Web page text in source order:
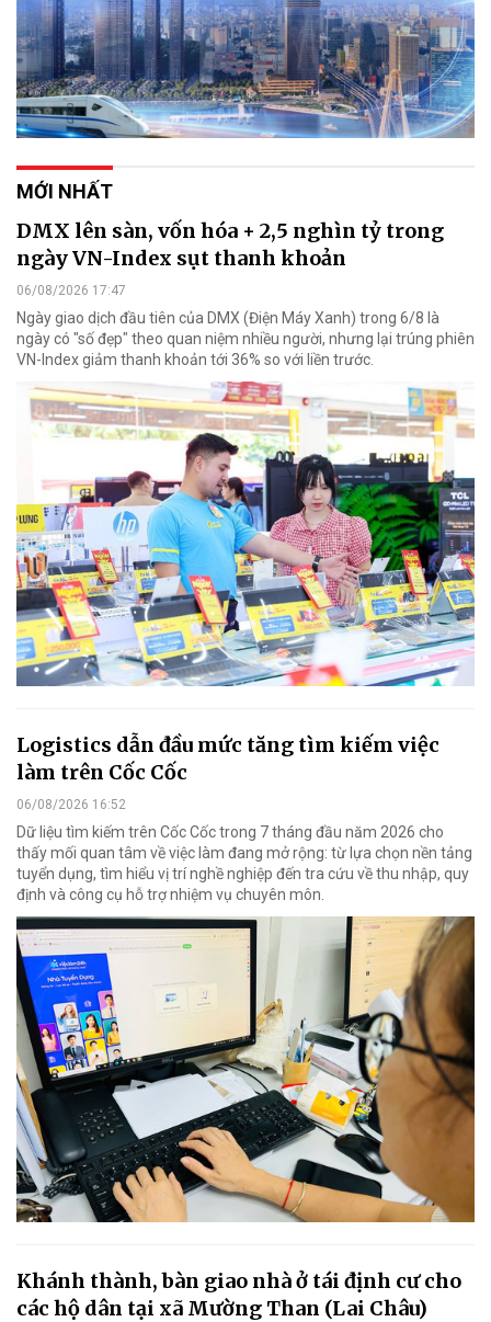
MỚI NHẤT
DMX lên sàn, vốn hóa + 2,5 nghìn tỷ trong
ngày VN-Index sụt thanh khoản
06/08/2026 17:47
Ngày giao dịch đầu tiên của DMX (Điện Máy Xanh) trong 6/8 là
ngày có "số đẹp" theo quan niệm nhiều người, nhưng lại trúng phiên
VN-Index giảm thanh khoản tới 36% so với liền trước.
Logistics dẫn đầu mức tăng tìm kiếm việc
làm trên Cốc Cốc
06/08/2026 16:52
Dữ liệu tìm kiếm trên Cốc Cốc trong 7 tháng đầu năm 2026 cho
thấy mối quan tâm về việc làm đang mở rộng: từ lựa chọn nền tảng
tuyển dụng, tìm hiểu vị trí nghề nghiệp đến tra cứu về thu nhập, quy
định và công cụ hỗ trợ nhiệm vụ chuyên môn.
Khánh thành, bàn giao nhà ở tái định cư cho
các hộ dân tại xã Mường Than (Lai Châu)